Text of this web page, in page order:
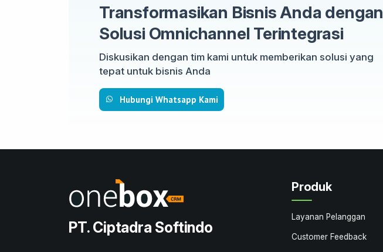
Transformasikan Bisnis Anda dengan
Solusi Omnichannel Terintegrasi
Diskusikan dengan tim kami untuk memberikan solusi yang
tepat untuk bisnis Anda
Hubungi Whatsapp Kami
PT. Ciptadra Softindo
Produk
Layanan Pelanggan
Customer Feedback